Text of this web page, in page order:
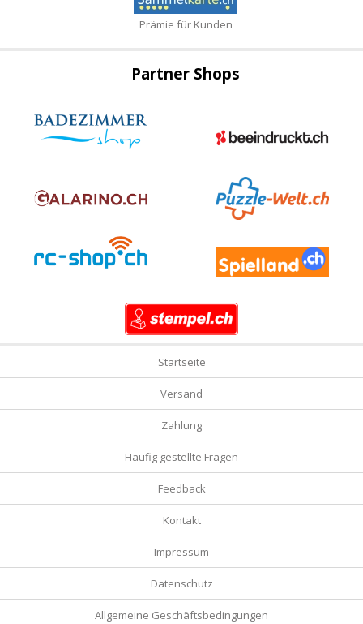
Prämie für Kunden
Partner Shops
Startseite
Versand
Zahlung
Häufig gestellte Fragen
Feedback
Kontakt
Impressum
Datenschutz
Allgemeine Geschäftsbedingungen